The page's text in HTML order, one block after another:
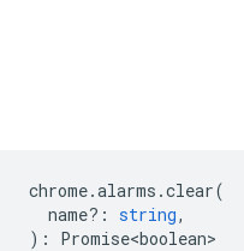
chrome.alarms .clear(
name? : string,
) : Promise<boolean>